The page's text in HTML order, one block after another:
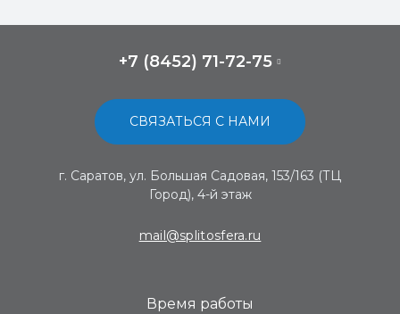
+7 (8452) 71-72-75
СВЯЗАТЬСЯ С НАМИ
г. Саратов, ул. Большая Садовая, 153/163 (ТЦ
Город), 4-й этаж
mail@splitosfera.ru
Время работы